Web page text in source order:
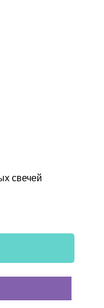
свечей